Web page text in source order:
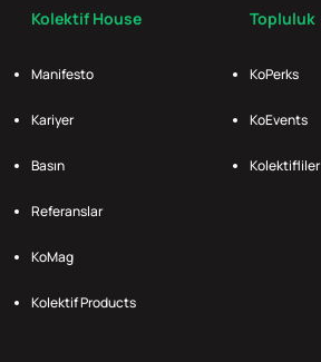
Kolektif House
Manifesto
Kariyer
Basın
Referanslar
KoMag
Kolektif Products
Topluluk
KoPerks
KoEvents
Kolektifliler